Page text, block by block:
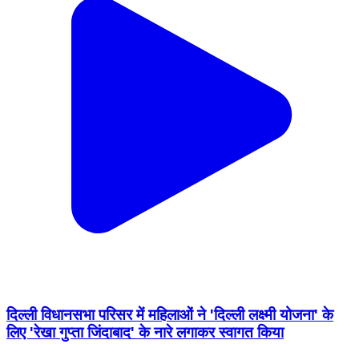
दिल्ली विधानसभा परिसर में महिलाओं ने 'दिल्ली लक्ष्मी योजना' के
लिए 'रेखा गुप्ता जिंदाबाद' के नारे लगाकर स्वागत किया